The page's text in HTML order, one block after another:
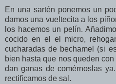
En una sartén ponemos un
damos una vueltecita a los
los hacemos un pelín.
cocido en el el micro,
cucharadas de bechamel (si
bien hasta que nos queden
dan ganas de comérnoslas
rectificamos de sal.